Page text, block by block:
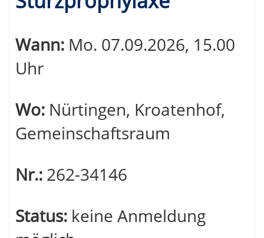
Tabellenüberschriften
sortiert
werden.
Wann: Mo. 07.09.2026, 15.00
Uhr
Wo: Nürtingen, Kroatenhof,
Gemeinschaftsraum
Nr.: 262-34146
Status: keine Anmeldung